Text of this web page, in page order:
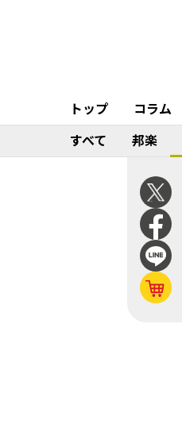
トップ コラム
すべて
邦楽